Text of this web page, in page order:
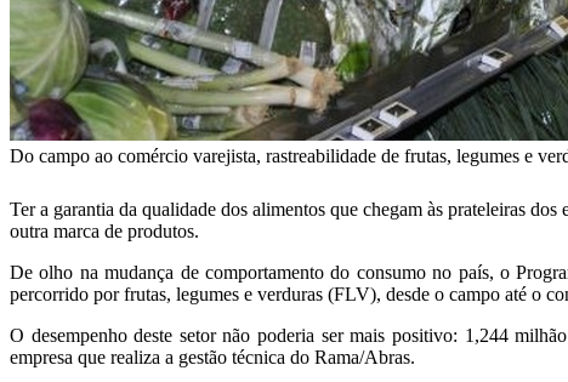
Do campo ao comércio varejista, rastreabilidade de frutas, legumes e
Ter a garantia da qualidade dos alimentos que chegam às prateleiras
outra marca de produtos.
De olho na mudança de comportamento do consumo no país, o
percorrido por frutas, legumes e verduras (FLV), desde o campo até o
O desempenho deste setor não poderia ser mais positivo: 1,244
empresa que realiza a gestão técnica do Rama/Abras.